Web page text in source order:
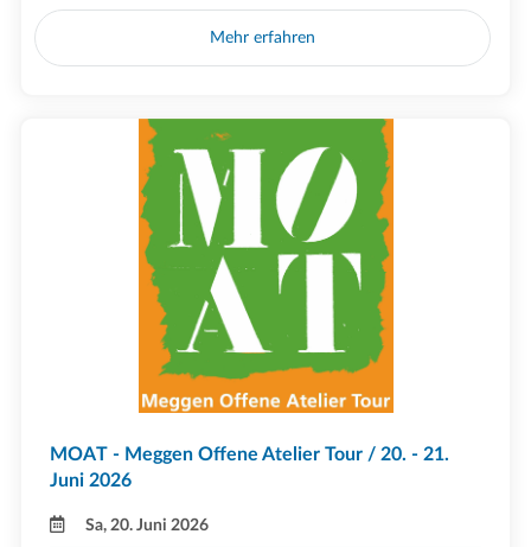
Mehr erfahren
MOAT - Meggen Offene Atelier Tour / 20. - 21.
Juni 2026
Sa, 20. Juni 2026